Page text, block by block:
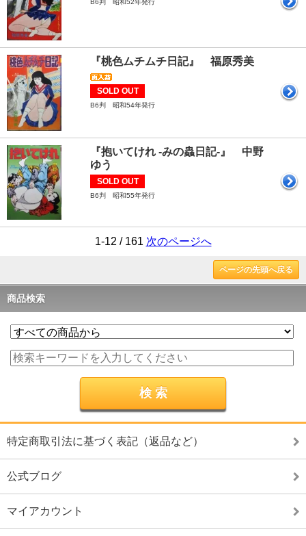
B6判 昭和52年発行
『桃色ムチムチ日記』 福原秀美
SOLD OUT
B6判 昭和54年発行
『抱いてけれ -みの蟲日記-』 中野
ゆう
SOLD OUT
B6判 昭和55年発行
1-12 / 161 次のページへ
ページの先頭へ戻る
商品検索
特定商取引法に基づく表記（返品など）
公式ブログ
マイアカウント